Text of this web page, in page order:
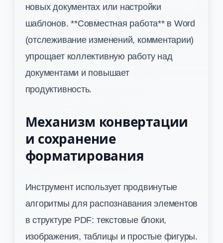
новых документах или настройки
шаблонов. **Совместная работа** в Word
(отслеживание изменений, комментарии)
упрощает коллективную работу над
документами и повышает
продуктивность.
Механизм конвертации
и сохранение
форматирования
Инструмент использует продвинутые
алгоритмы для распознавания элементов
в структуре PDF: текстовые блоки,
изображения, таблицы и простые фигуры.